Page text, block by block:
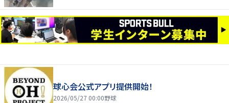
球心会公式アプリ提供開始！
2026/05/27 00:00野球